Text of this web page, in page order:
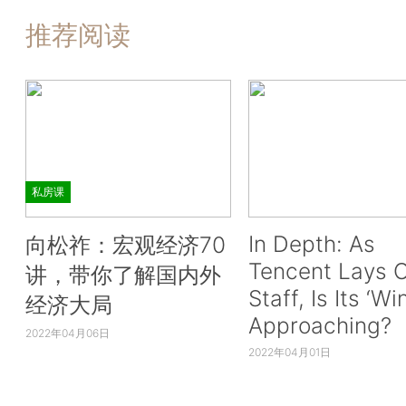
推荐阅读
私房课
向松祚：宏观经济70
讲，带你了解国内外
经济大局
2022年04月06日
In Depth: As
Tencent Lays
Staff, Is Its
Approaching?
2022年04月01日